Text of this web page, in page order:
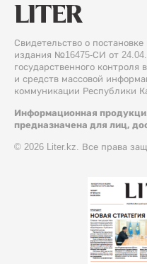
Свидетельство о
издания №16475-СИ от
государственного
и средств массовой
коммуникации Республики
Информационная
предназначена для лиц,
© 2026 Liter.kz. Все права